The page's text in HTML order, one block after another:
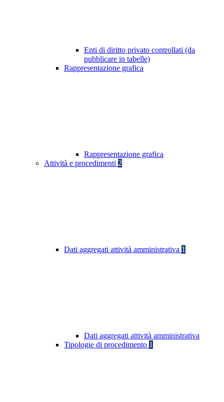
Enti di diritto privato controllati (da
pubblicare in tabelle)
Rappresentazione grafica
Rappresentazione grafica
Attività e procedimenti 2
Dati aggregati attività amministrativa 1
Dati aggregati attività amministrativa
Tipologie di procedimento 1